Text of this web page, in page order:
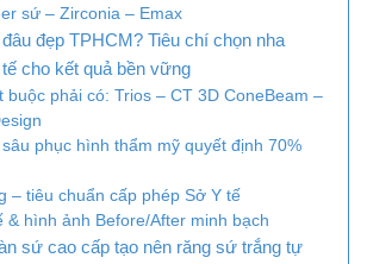
sứ – Zirconia – Emax
đẹp TPHCM? Tiêu chí chọn nha
cho kết quả bền vững
buộc phải có: Trios – CT 3D ConeBeam –
phục hình thẩm mỹ quyết định 70%
– tiêu chuẩn cấp phép Sở Y tế
& hình ảnh Before/After minh bạch
sứ cao cấp tạo nên răng sứ trắng tự